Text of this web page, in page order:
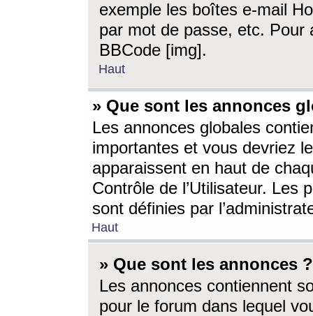
exemple les boîtes e-mail
par mot de passe, etc. Pour
BBCode [img].
Haut
» Que sont les annonces
Les annonces globales
importantes et vous devriez
apparaissent en haut de
Contrôle de l’Utilisateur. Les
sont définies par
Haut
» Que sont les annonces ?
Les annonces contiennent
pour le forum dans lequel